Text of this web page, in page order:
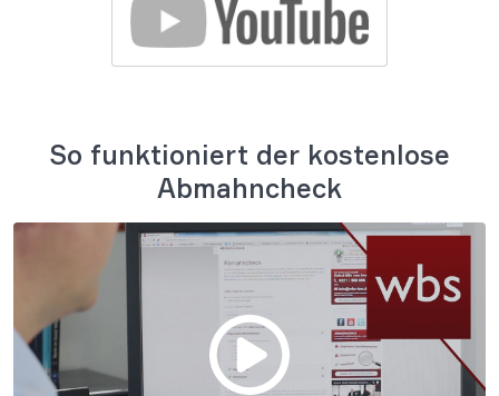
So funktioniert der kostenlose
Abmahncheck